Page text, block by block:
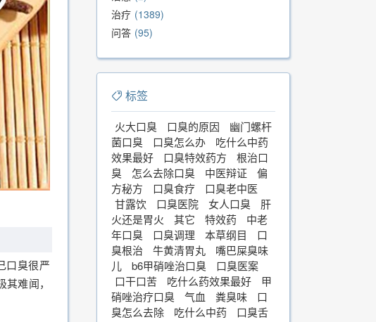
口臭很严
难闻，
治疗 1389
问答 95
标签
火大口臭 口臭的原因
幽门螺杆
菌口臭
口臭怎么办
吃什么中药
效果最好
口臭特效药方
根治口
臭
怎么去除口臭 中医辩证
偏
方秘方
口臭食疗
口臭老中医
甘露饮
口臭医院 女人口臭
肝
火还是胃火
其它 特效药
中老
年口臭
口臭调理 本草纲目
口
臭根治
牛黄清胃丸
嘴巴屎臭味
儿
b6甲硝唑治口臭
口臭医案
口干口苦
吃什么药效果最好
甲
硝唑治疗口臭
气血 粪臭味
口
臭怎么去除
吃什么中药
口臭舌